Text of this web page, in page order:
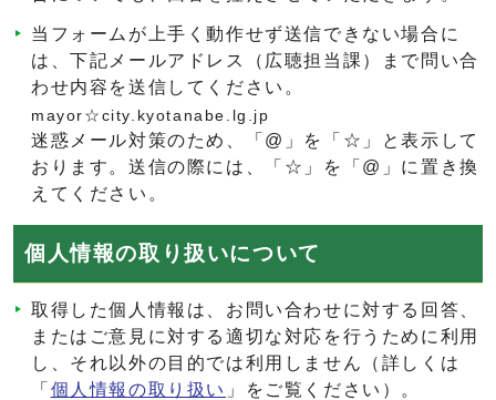
当フォームが上手く動作せず送信できない場合に
は、下記メールアドレス（広聴担当課）まで問い合
わせ内容を送信してください。
mayor☆city.kyotanabe.lg.jp
迷惑メール対策のため、「@」を「☆」と表示して
おります。送信の際には、「☆」を「@」に置き換
えてください。
個人情報の取り扱いについて
取得した個人情報は、お問い合わせに対する回答、
またはご意見に対する適切な対応を行うために利用
し、それ以外の目的では利用しません（詳しくは
「 個人情報の取り扱い 」をご覧ください）。